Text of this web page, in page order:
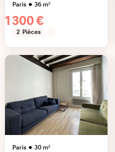
Paris 36m²
1 300 €
2 Pièces
Paris 30m²